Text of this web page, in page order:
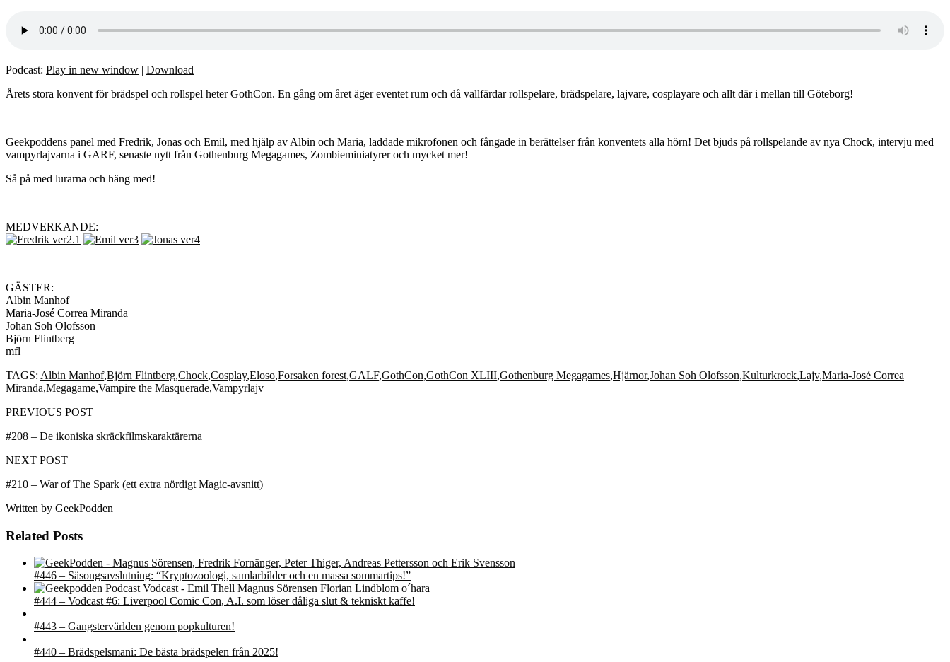
Podcast: Play in new window | Download
Årets stora konvent för brädspel och rollspel heter GothCon. En gång om året äger eventet rum och då vallfärdar rollspelare, brädspelare, lajvare, cosplayare och allt där i mellan till Göteborg!
Geekpoddens panel med Fredrik, Jonas och Emil, med hjälp av Albin och Maria, laddade mikrofonen och fångade in berättelser från konventets alla hörn! Det bjuds på rollspelande av nya Chock, intervju med
vampyrlajvarna i GARF, senaste nytt från Gothenburg Megagames, Zombieminiatyrer och mycket mer!
Så på med lurarna och häng med!
MEDVERKANDE:
GÄSTER:
Albin Manhof
Maria-José Correa Miranda
Johan Soh Olofsson
Björn Flintberg
mfl
TAGS: Albin Manhof,Björn Flintberg,Chock,Cosplay,Eloso,Forsaken forest,GALF,GothCon,GothCon XLIII,Gothenburg Megagames,Hjärnor,Johan Soh Olofsson,Kulturkrock,Lajv,Maria-José Correa
Miranda,Megagame,Vampire the Masquerade,Vampyrlajv
PREVIOUS POST
#208 – De ikoniska skräckfilmskaraktärerna
NEXT POST
#210 – War of The Spark (ett extra nördigt Magic-avsnitt)
Written by GeekPodden
Related Posts
#446 – Säsongsavslutning: “Kryptozoologi, samlarbilder och en massa sommartips!”
#444 – Vodcast #6: Liverpool Comic Con, A.I. som löser dåliga slut & tekniskt kaffe!
#443 – Gangstervärlden genom popkulturen!
#440 – Brädspelsmani: De bästa brädspelen från 2025!